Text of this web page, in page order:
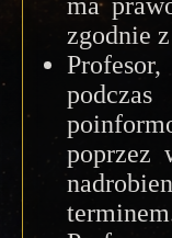
ma
zgodnie
poprzez